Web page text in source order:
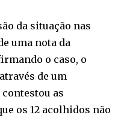
da situação nas
uma nota da
o caso, o
de um
as
os 12 acolhidos não